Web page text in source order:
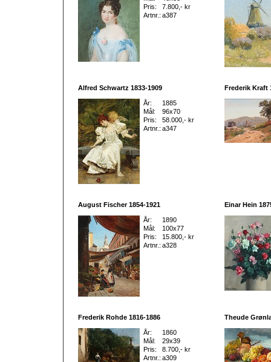
Pris:
7.800,- kr
Artnr.: a387
Alfred Schwartz 1833-1909
År:
1885
Mål:
96x70
Pris:
58.000,- kr
Artnr.: a347
Frederik Kraft
August Fischer 1854-1921
År:
1890
Mål:
100x77
Pris:
15.800,- kr
Artnr.: a328
Einar Hein
Frederik Rohde 1816-1886
År:
1860
Mål:
29x39
Pris:
8.700,- kr
Artnr.: a309
Theude